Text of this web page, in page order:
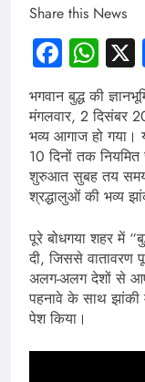
Share this News
भगवान बुद्ध की
मंगलवार, 2 दिसंबर
भव्य आगाज हो गया।
10 दिनों तक
शुरुआत सुबह तय समय
श्रद्धालुओं की भव्य
पूरे बोधगया शहर में
दी, जिससे वातावरण
अलग-अलग देशों से
पहनावे के साथ झांकी
पेश किया।